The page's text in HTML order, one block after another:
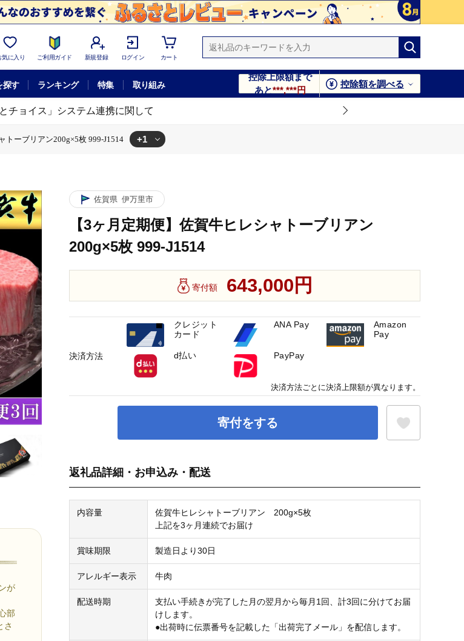
気に入り ご利用ガイド 新規登録 ログイン カート
探す ランキング 特集 取り組み
控除上限額まで
あと***,***円
控除額を調べる
とチョイス」システム連携に関して
トーブリアン200g×5枚 999-J1514 +1
が
部
さ
佐賀県 伊万里市
【3ヶ月定期便】佐賀牛ヒレシャトーブリアン
200g×5枚 999-J1514
寄付額 643,000円
寄付をする
返礼品詳細・お申込み・配送
内容量
佐賀牛ヒレシャトーブリアン 200g×5枚
上記を3ヶ月連続でお届け
賞味期限 製造日より30日
アレルギー表示 牛肉
配送時期
支払い手続きが完了した月の翌月から毎月1回、計3回に分けてお届
けします。
●出荷時に伝票番号を記載した「出荷完了メール」を配信します。
決済方法
クレジット
カード
ANA Pay
Amazon
Pay
d払い PayPay
決済方法ごとに決済上限額が異なります。